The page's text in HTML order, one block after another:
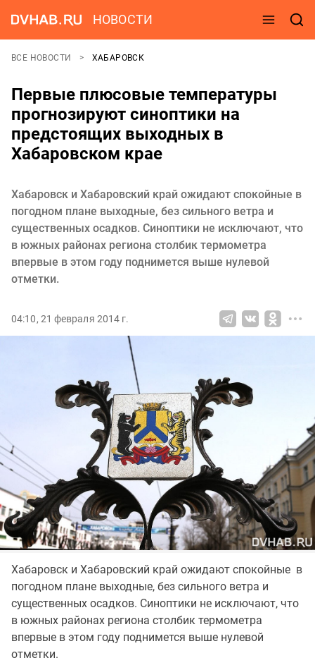
НОВОСТИ
ВСЕ НОВОСТИ ХАБАРОВСК
Первые плюсовые температуры
прогнозируют синоптики на
предстоящих выходных в
Хабаровском крае
Хабаровск и Хабаровский край ожидают спокойные в
погодном плане выходные, без сильного ветра и
существенных осадков. Синоптики не исключают, что
в южных районах региона столбик термометра
впервые в этом году поднимется выше нулевой
отметки.
04:10, 21 февраля 2014 г.
Хабаровск и Хабаровский край ожидают спокойные в
погодном плане выходные, без сильного ветра и
существенных осадков. Синоптики не исключают, что
в южных районах региона столбик термометра
впервые в этом году поднимется выше нулевой
отметки.